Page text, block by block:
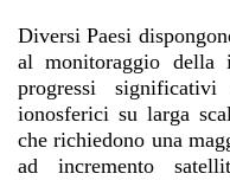
Diversi Paesi
al monitoraggio della
progressi
ionosferici su larga
che richiedono una
ad incremento